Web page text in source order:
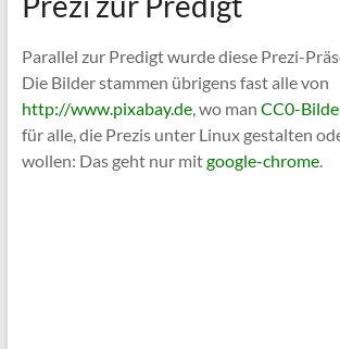
Parallel zur Predigt wurde diese Prezi-
Die Bilder stammen übrigens fast alle von
http://www.pixabay.de, wo man CC0-
für alle, die Prezis unter Linux gestalten
wollen: Das geht nur mitgoogle-chrome.